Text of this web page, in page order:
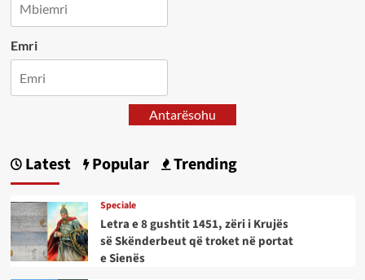
Emri
Antarësohu
Latest Popular Trending
Speciale
Letra e 8 gushtit 1451, zëri i Krujës
së Skënderbeut që troket në portat
e Sienës